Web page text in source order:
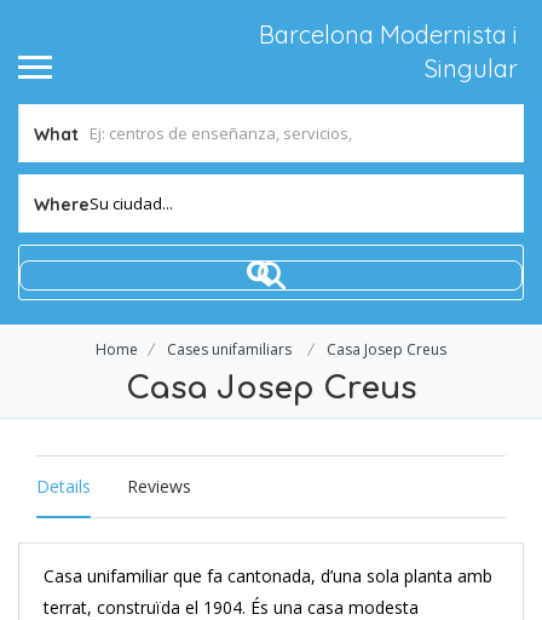
Barcelona Modernista i
Singular
What
WhereSu ciudad...
Home Cases unifamiliars Casa Josep Creus
Casa Josep Creus
Details Reviews
Casa unifamiliar que fa cantonada, d’una sola planta amb
terrat, construïda el 1904. És una casa modesta